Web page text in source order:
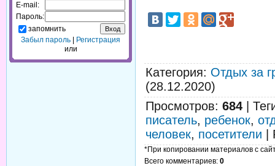
E-mail:
Пароль:
запомнить
Забыл пароль
Регистрация
или
Категория: Отдых за
(28.12.2020)
Просмотров: 684
писатель, ребенок,
человек, посетители
*При копировании материалов с
Всего комментариев: 0